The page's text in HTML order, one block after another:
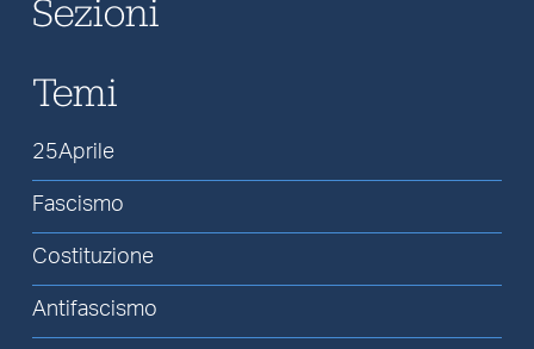
Sezioni
Temi
25Aprile
Fascismo
Costituzione
Antifascismo